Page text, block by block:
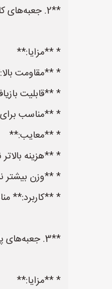
**2. جعبه‌های کارتنی:**
* **مزایا:**
* **مقاومت
* **قابلیت
* **مناسب
* **معایب:**
* **هزینه
* **وزن بیشتر
* **کاربرد:**
**3. جعبه‌های پلاستیکی:**
* **مزایا:**